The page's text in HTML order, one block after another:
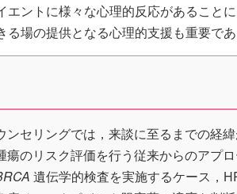
エントに様々な心理的反応があること
る場の提供となる心理的支援も重要であ
セリングでは，来談に至るまでの経
のリスク評価を行う従来からのアプ
遺伝学的検査を実施するケース，